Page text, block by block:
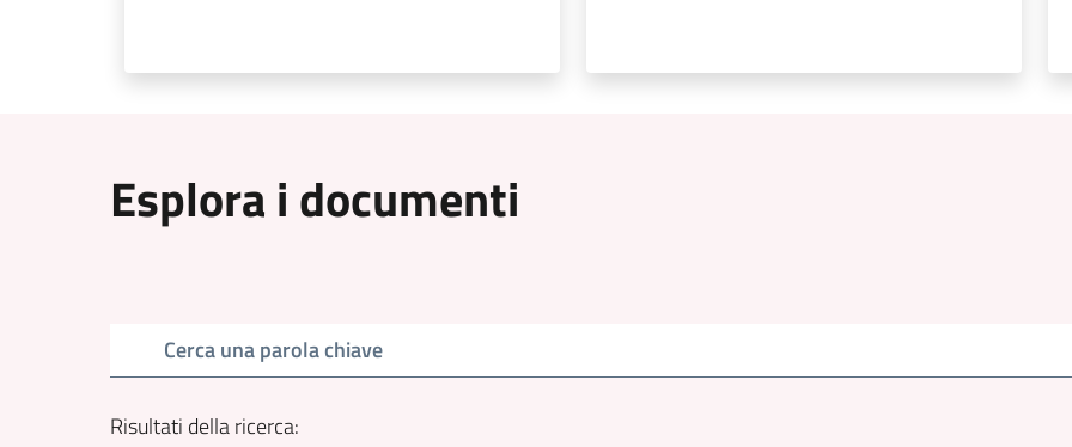
Esplora i documenti
Cerca una parola chiave
Risultati della ricerca: